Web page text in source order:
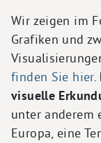
Wir zeigen im
Grafiken und
finden Sie hier.
visuelle
unter anderem
Europa, eine